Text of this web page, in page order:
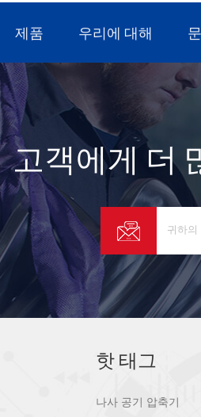
제품 우리에 대해
고객에게 더
핫 태그
나사 공기 압축기